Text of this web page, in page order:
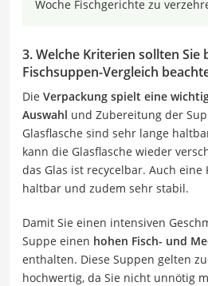
Woche Fischgerichte zu
3. Welche Kriterien sollten Sie
Fischsuppen-Vergleich
Die Verpackung spielt eine
Auswahl und Zubereitung der
Glasflasche sind sehr lange
kann die Glasflasche wieder
das Glas ist recycelbar. Auch eine
haltbar und zudem sehr stabil.
Damit Sie einen intensiven
Suppe einen hohen Fisch- und
enthalten. Diese Suppen gelten
hochwertig, da Sie nicht unnötig